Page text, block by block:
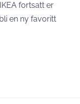
fortsatt er
en ny favoritt